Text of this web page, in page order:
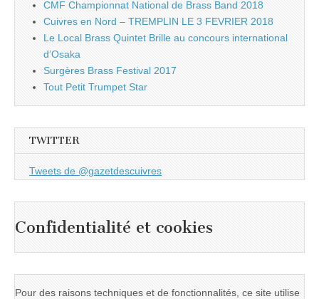
CMF Championnat National de Brass Band 2018
Cuivres en Nord – TREMPLIN LE 3 FEVRIER 2018
Le Local Brass Quintet Brille au concours international
d’Osaka
Surgères Brass Festival 2017
Tout Petit Trumpet Star
TWITTER
Tweets de @gazetdescuivres
Confidentialité et cookies
Pour des raisons techniques et de fonctionnalités, ce site utilise